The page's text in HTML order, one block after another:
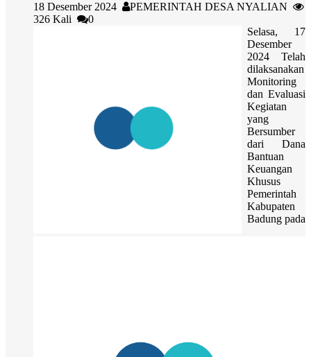
18 Desember 2024
PEMERINTAH DESA NYALIAN
326 Kali
0
Selasa, 17
Desember
2024 Telah
dilaksanakan
Monitoring
dan Evaluasi
Kegiatan
yang
Bersumber
dari Dana
Bantuan
Keuangan
Khusus
Pemerintah
Kabupaten
Badung pada